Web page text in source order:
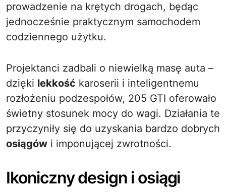
prowadzenie na krętych drogach, będąc
jednocześnie praktycznym samochodem
codziennego użytku.
Projektanci zadbali o niewielką masę auta –
dzięki lekkość karoserii i inteligentnemu
rozłożeniu podzespołów, 205 GTI oferowało
świetny stosunek mocy do wagi. Działania te
przyczyniły się do uzyskania bardzo dobrych
osiągów i imponującej zwrotności.
Ikoniczny design i osiągi